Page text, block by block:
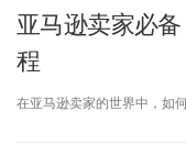
亚马逊卖家必
程
在亚马逊卖家的世界中，如